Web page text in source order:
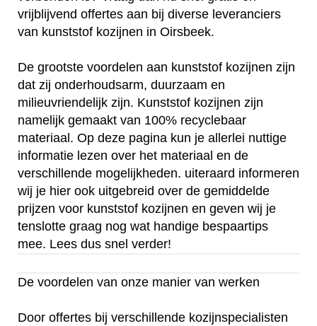
vrijblijvend offertes aan bij diverse leveranciers
van kunststof kozijnen in Oirsbeek.
De grootste voordelen aan kunststof kozijnen zijn
dat zij onderhoudsarm, duurzaam en
milieuvriendelijk zijn. Kunststof kozijnen zijn
namelijk gemaakt van 100% recyclebaar
materiaal. Op deze pagina kun je allerlei nuttige
informatie lezen over het materiaal en de
verschillende mogelijkheden. uiteraard informeren
wij je hier ook uitgebreid over de gemiddelde
prijzen voor kunststof kozijnen en geven wij je
tenslotte graag nog wat handige bespaartips
mee. Lees dus snel verder!
De voordelen van onze manier van werken
Door offertes bij verschillende kozijnspecialisten